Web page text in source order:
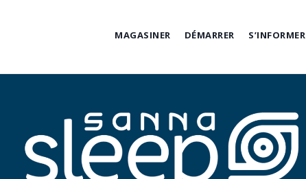
MAGASINER DÉMARRER S’INFORMER